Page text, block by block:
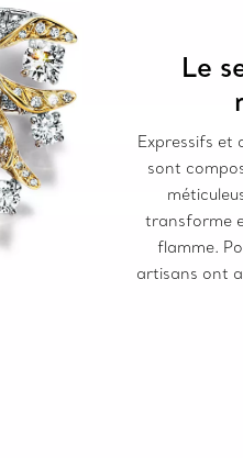
Le
Expressifs et
sont
transforme
flamme.
artisans ont